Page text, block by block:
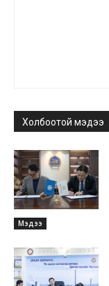
Холбоотой мэдээ
Мэдээ